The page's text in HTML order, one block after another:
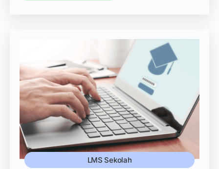
LMS Sekolah